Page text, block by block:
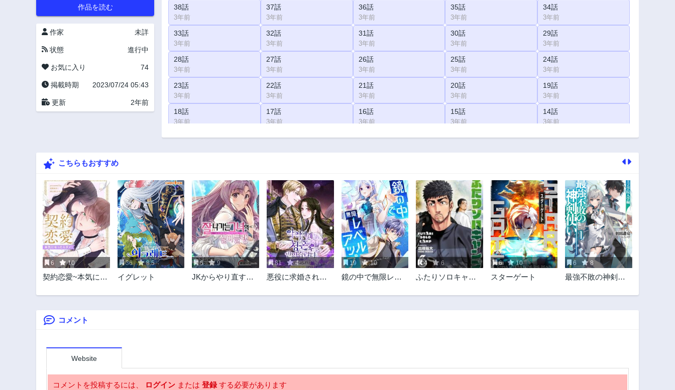
作品を読む
作家 未詳
状態 進行中
お気に入り 74
掲載時期 2023/07/24 05:43
更新 2年前
38話
3年前
37話
3年前
36話
3年前
35話
3年前
34話
3年前
33話
3年前
32話
3年前
31話
3年前
30話
3年前
29話
3年前
28話
3年前
27話
3年前
26話
3年前
25話
3年前
24話
3年前
23話
3年前
22話
3年前
21話
3年前
20話
3年前
19話
3年前
18話
3年前
17話
3年前
16話
3年前
15話
3年前
14話
3年前
13話 12話 11話 10話 9話
3話
3年前 3年前
1話
3年前
こちらもおすすめ
6 10
契約恋愛~本気にな
36 8.5
イグレット
6 9
JKからやり直すシ
81 4
悪役に求婚されま
19 10
鏡の中で無限レベ
4 6
ふたりソロキャン
6 10
スターゲート
6 8
最強不敗の神剣使
コメント
Website
コメントを投稿するには、 ログイン または 登録する必要があります